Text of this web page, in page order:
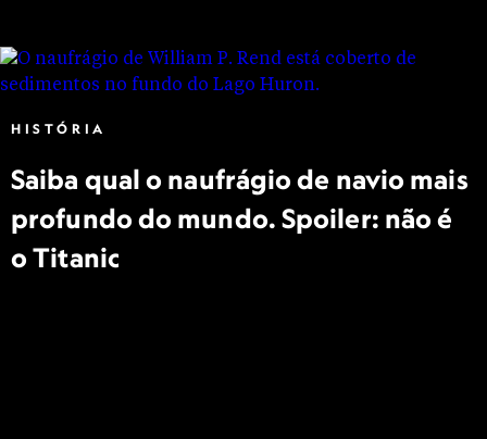
HISTÓRIA
Saiba qual o naufrágio de navio mais
profundo do mundo. Spoiler: não é
o Titanic